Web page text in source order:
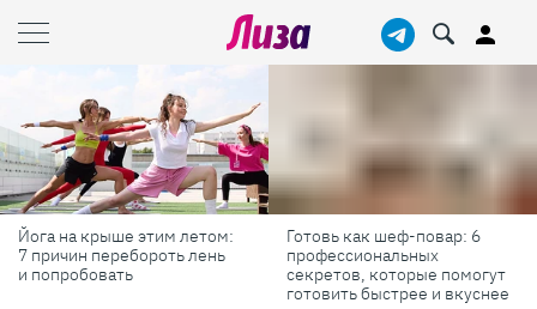
Йога на крыше этим летом:
7 причин перебороть лень
и попробовать
Готовь как шеф-повар: 6
профессиональных
секретов, которые помогут
готовить быстрее и вкуснее